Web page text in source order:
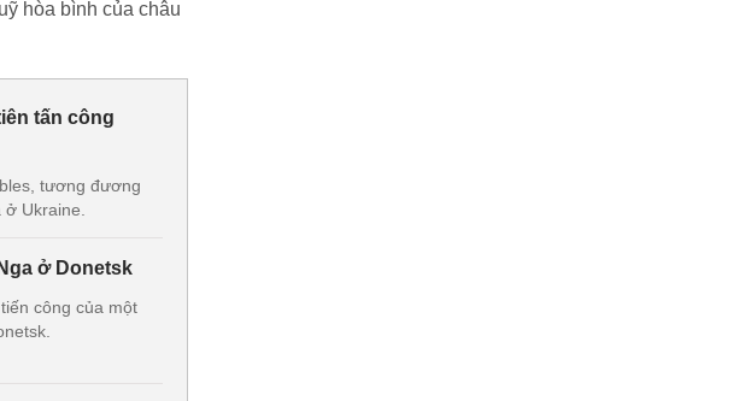
hòa bình của châu
tấn công
tương đương
ở Ukraine.
ở Donetsk
công của một